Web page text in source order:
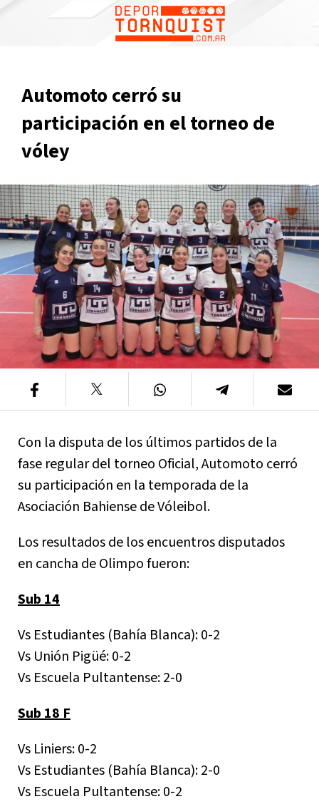
Automoto cerró su
participación en el torneo de
vóley
Con la disputa de los últimos partidos de la
fase regular del torneo Oficial, Automoto cerró
su participación en la temporada de la
Asociación Bahiense de Vóleibol.
Los resultados de los encuentros disputados
en cancha de Olimpo fueron:
Sub 14
Vs Estudiantes (Bahía Blanca): 0-2
Vs Unión Pigüé: 0-2
Vs Escuela Pultantense: 2-0
Sub 18 F
Vs Liniers: 0-2
Vs Estudiantes (Bahía Blanca): 2-0
Vs Escuela Pultantense: 0-2